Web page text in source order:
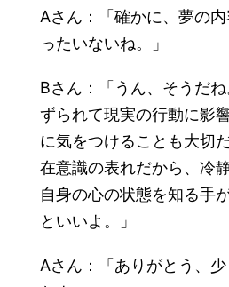
Aさん：「確かに、夢の
ったいないね。」
Bさん：「うん、そうだ
ずられて現実の行動に影
に気をつけることも大切
在意識の表れだから、冷
自身の心の状態を知る手
といいよ。」
Aさん：「ありがとう、